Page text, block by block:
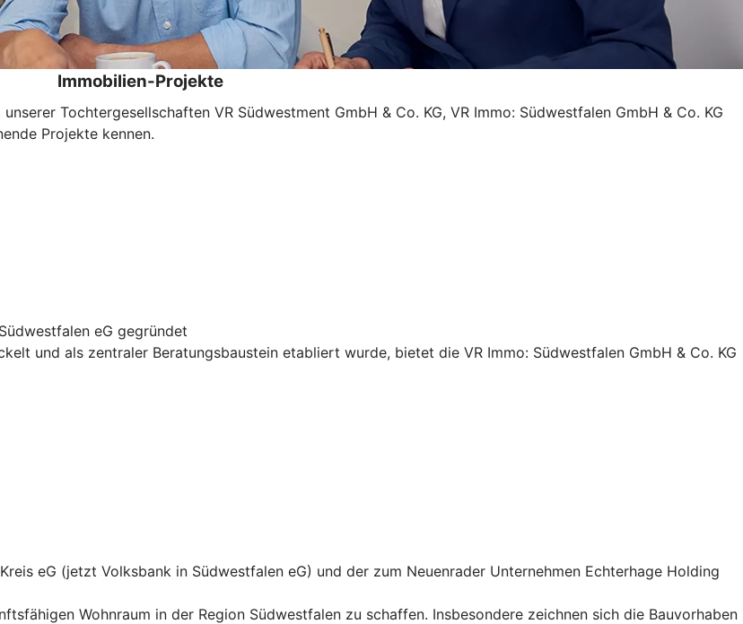
Immobilien-Projekte
Tochtergesellschaften VR Südwestment GmbH & Co. KG, VR Immo: Südwestfalen GmbH & Co. KG
Projekte kennen.
eG gegründet
und als zentraler Beratungsbaustein etabliert wurde, bietet die VR Immo: Südwestfalen GmbH & Co. KG
eG (jetzt Volksbank in Südwestfalen eG) und der zum Neuenrader Unternehmen Echterhage Holding
Wohnraum in der Region Südwestfalen zu schaffen. Insbesondere zeichnen sich die Bauvorhaben